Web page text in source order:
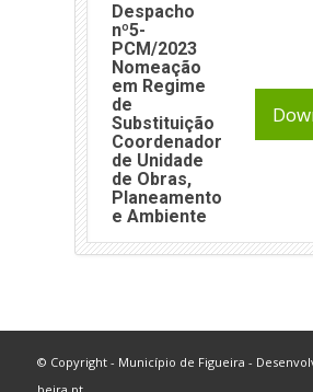
Despacho
nº5-
PCM/2023
Nomeação
em Regime
de
Substituição
Coordenador
de Unidade
de Obras,
Planeamento
e Ambiente
© Copyright - Município de Figueira -